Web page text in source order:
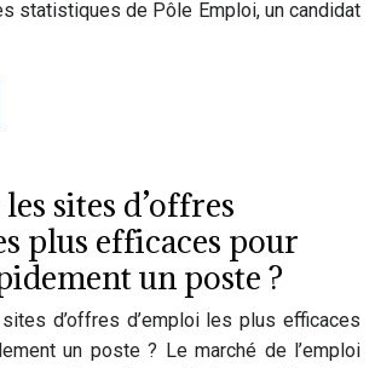
statistiques de Pôle Emploi, un candidat
sites d’offres
plus efficaces pour
un poste ?
d’offres d’emploi les plus efficaces
un poste ? Le marché de l’emploi